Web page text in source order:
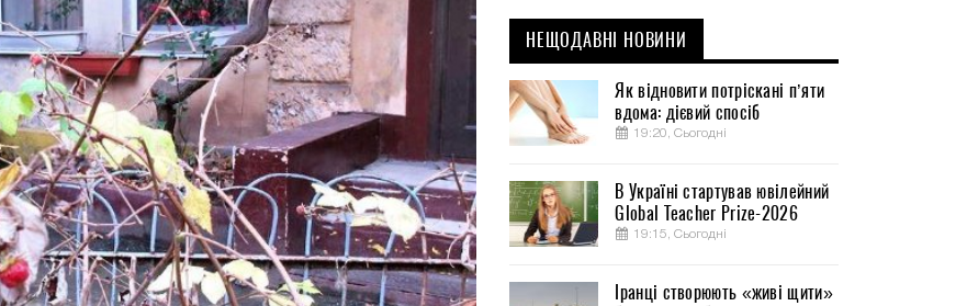
НЕЩОДАВНІ НОВИНИ
Як відновити потріскані п’яти
вдома: дієвий спосіб
19:20, Сьогодні
В Україні стартував ювілейний
Global Teacher Prize-2026
19:15, Сьогодні
Іранці створюють «живі щити»